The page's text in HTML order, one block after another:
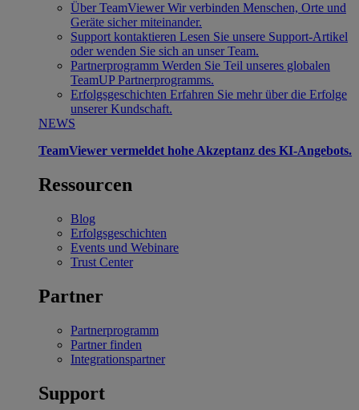
Über TeamViewer Wir verbinden Menschen, Orte und
Geräte sicher miteinander.
Support kontaktieren Lesen Sie unsere Support-Artikel
oder wenden Sie sich an unser Team.
Partnerprogramm Werden Sie Teil unseres globalen
TeamUP Partnerprogramms.
Erfolgsgeschichten Erfahren Sie mehr über die Erfolge
unserer Kundschaft.
NEWS
TeamViewer vermeldet hohe Akzeptanz des KI-Angebots.
Ressourcen
Blog
Erfolgsgeschichten
Events und Webinare
Trust Center
Partner
Partnerprogramm
Partner finden
Integrationspartner
Support